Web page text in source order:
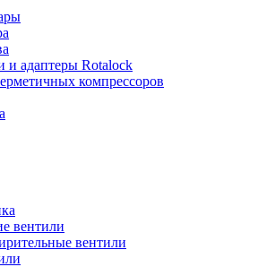
и адаптеры Rotalock
компрессоров
вентили
вентили